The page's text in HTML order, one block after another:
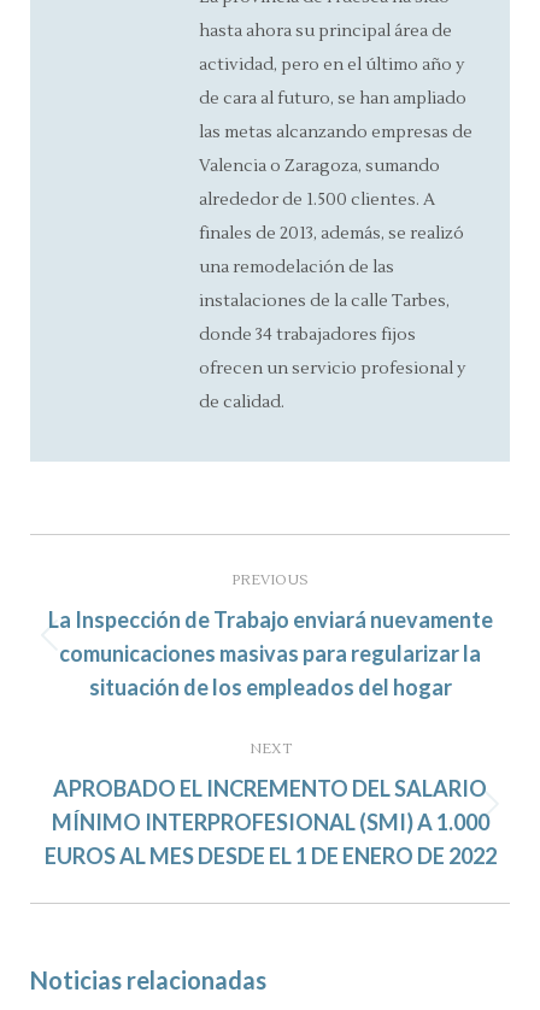
hasta ahora su principal área de
actividad, pero en el último año y
de cara al futuro, se han ampliado
las metas alcanzando empresas de
Valencia o Zaragoza, sumando
alrededor de 1.500 clientes. A
finales de 2013, además, se realizó
una remodelación de las
instalaciones de la calle Tarbes,
donde 34 trabajadores fijos
ofrecen un servicio profesional y
de calidad.
PREVIOUS
Previous
post:
La Inspección de Trabajo enviará nuevamente
comunicaciones masivas para regularizar la
situación de los empleados del hogar
NEXT
Next
post:
APROBADO EL INCREMENTO DEL SALARIO
MÍNIMO INTERPROFESIONAL (SMI) A 1.000
EUROS AL MES DESDE EL 1 DE ENERO DE 2022
Noticias relacionadas